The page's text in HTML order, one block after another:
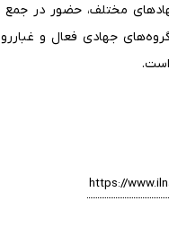
مختلف، حضور در
جهادی فعال و